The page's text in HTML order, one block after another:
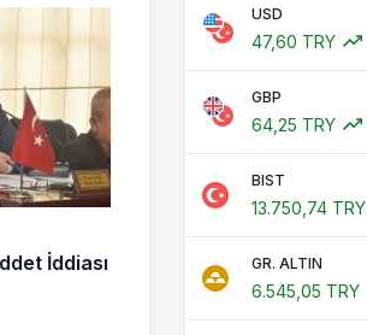
İddiası
USD
47,60 TRY
GBP
64,25 TRY
BIST
13.750,74 TRY
GR. ALTIN
6.545,05 TRY